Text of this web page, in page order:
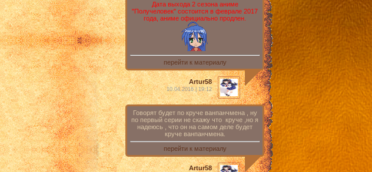
Дата выхода 2 сезона аниме
"Получеловек" состоится в феврале 2017
года, аниме официально продлен.
перейти к материалу
Artur58
10.04.2016 | 19:12
Говорят будет по круче ванпанчмена , ну
по первый серии не скажу что круче ,но я
надеюсь , что он на самом деле будет
круче ванпанчмена.
перейти к материалу
Artur58